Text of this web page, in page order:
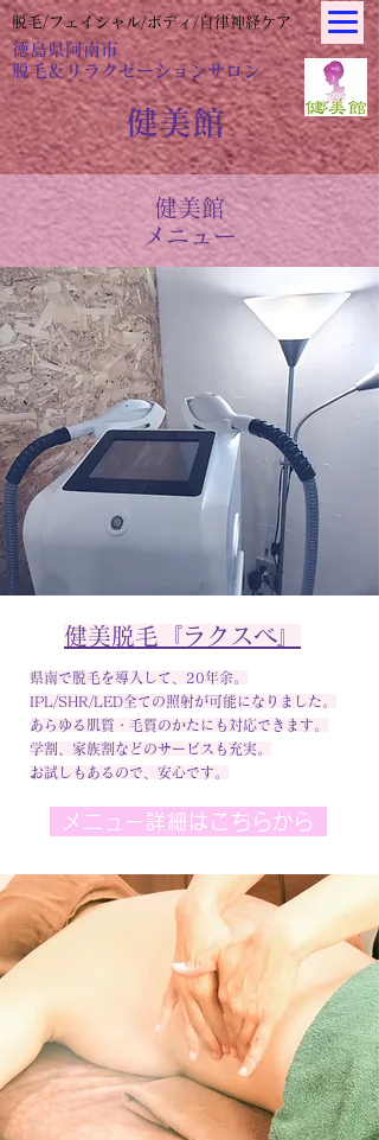
​徳島県阿南市
脱毛＆リラクゼーションサロン
脱毛/フェイシャル/ボディ/自律神経ケア
​健美館
健美館​
メニュー
健美脱毛『ラクスベ』
県南で脱毛を導入して、20年余。
IPL/SHR/LED全ての照射が可能になりました。
​あらゆる肌質・毛質のかたにも対応できます。
学割、家族割などのサービスも充実。
​お試しもあるので、安心です。
メニュー詳細はこちらから